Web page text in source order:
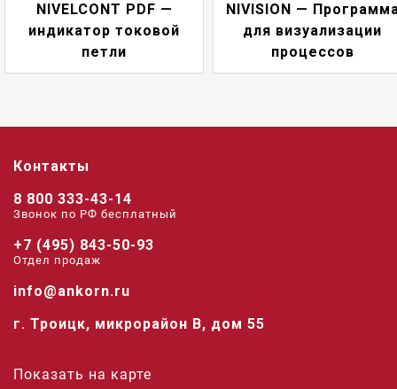
NIVELCONT PDF —
индикатор токовой
петли
NIVISION —
для визуализации
процессов
Контакты
8 800 333-43-14
Звонок по РФ беcплатный
+7 (495) 843-50-93
Отдел продаж
info@ankorn.ru
г. Троицк, микрорайон В, дом 55
Показать на карте